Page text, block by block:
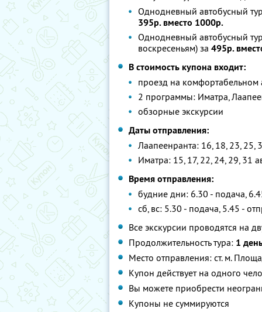
Однодневный автобусный
395р. вместо 1000р.
Однодневный автобусный
воскресеньям) за 495р.
В стоимость купона входит:
проезд на комфортабельном
2 программы: Иматра,
обзорные экскурсии
Даты отправления:
Лаапеенранта: 16, 18, 23, 25,
Иматра: 15, 17, 22, 24, 29, 31
Время отправления:
будние дни: 6.30 - подача,
сб, вс: 5.30 - подача, 5.45 -
Все экскурсии проводятся на
Продолжительность тура: 1
Место отправления: ст. м.
Купон действует на одного
Вы можете приобрести
Купоны не суммируются